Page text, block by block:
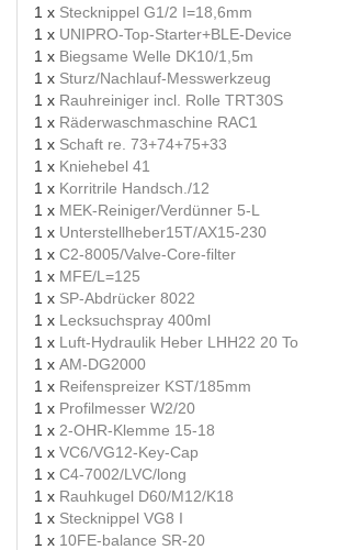
1 x Stecknippel G1/2 I=18,6mm
1 x UNIPRO-Top-Starter+BLE-Device
1 x Biegsame Welle DK10/1,5m
1 x Sturz/Nachlauf-Messwerkzeug
1 x Rauhreiniger incl. Rolle TRT30S
1 x Räderwaschmaschine RAC1
1 x Schaft re. 73+74+75+33
1 x Kniehebel 41
1 x Korritrile Handsch./12
1 x MEK-Reiniger/Verdünner 5-L
1 x Unterstellheber15T/AX15-230
1 x C2-8005/Valve-Core-filter
1 x MFE/L=125
1 x SP-Abdrücker 8022
1 x Lecksuchspray 400ml
1 x Luft-Hydraulik Heber LHH22 20 To
1 x AM-DG2000
1 x Reifenspreizer KST/185mm
1 x Profilmesser W2/20
1 x 2-OHR-Klemme 15-18
1 x VC6/VG12-Key-Cap
1 x C4-7002/LVC/long
1 x Rauhkugel D60/M12/K18
1 x Stecknippel VG8 I
1 x 10FE-balance SR-20